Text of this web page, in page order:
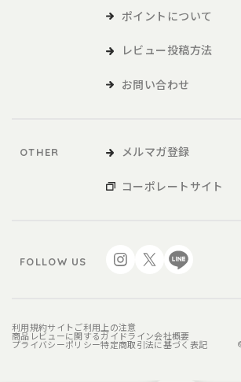
ポイントについて
レビュー投稿方法
お問い合わせ
OTHER メルマガ登録
コーポレートサイト
FOLLOW US
利用規約サイトご利用上の注意
商品レビューに関するガイドライン会社概要
プライバシーポリシー特定商取引法に基づく表記